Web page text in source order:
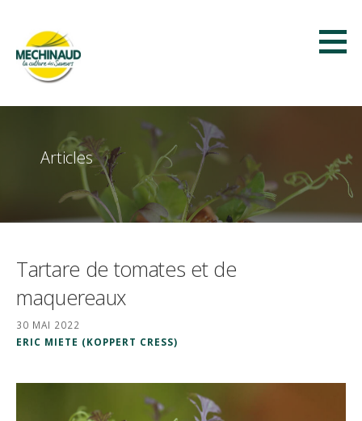
contenu
Articles
Tartare de tomates et de
maquereaux
30 MAI 2022
ERIC MIETE (KOPPERT CRESS)